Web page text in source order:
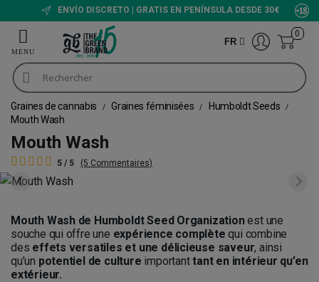
ENVÍO DISCRETO | GRATIS EN PENÍNSULA DESDE 30€
FR
0
Graines de cannabis Graines féminisées
Humboldt Seeds
Mouth Wash
Mouth Wash
5 / 5 (5 Commentaires)
Mouth Wash de Humboldt Seed Organizationest une
souche qui offre une expérience complète qui combine
des effets versatiles et une délicieuse saveur, ainsi
qu’un potentiel de culture importanttant en intérieur qu’en
extérieur.